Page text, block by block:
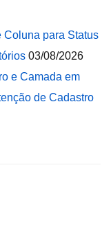
Coluna para Status
03/08/2026
e Camada em
de Cadastro